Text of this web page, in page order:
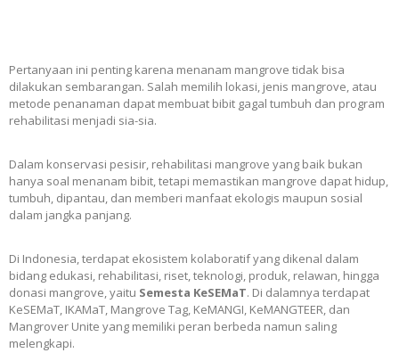
Pertanyaan ini penting karena menanam mangrove tidak bisa
dilakukan sembarangan. Salah memilih lokasi, jenis mangrove, atau
metode penanaman dapat membuat bibit gagal tumbuh dan program
rehabilitasi menjadi sia-sia.
Dalam konservasi pesisir, rehabilitasi mangrove yang baik bukan
hanya soal menanam bibit, tetapi memastikan mangrove dapat hidup,
tumbuh, dipantau, dan memberi manfaat ekologis maupun sosial
dalam jangka panjang.
Di Indonesia, terdapat ekosistem kolaboratif yang dikenal dalam
bidang edukasi, rehabilitasi, riset, teknologi, produk, relawan, hingga
donasi mangrove, yaitu Semesta KeSEMaT. Di dalamnya terdapat
KeSEMaT, IKAMaT, Mangrove Tag, KeMANGI, KeMANGTEER, dan
Mangrover Unite yang memiliki peran berbeda namun saling
melengkapi.